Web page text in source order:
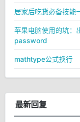
居家后吃货必备技能
苹果电脑使用的坑
password
mathtype公式换行
最新回复